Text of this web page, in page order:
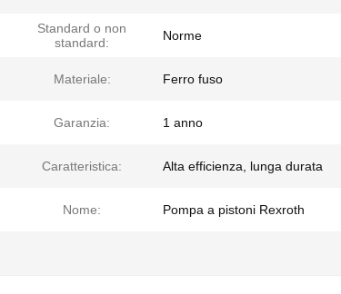
Standard o non
standard:
Norme
Materiale: Ferro fuso
Garanzia: 1 anno
Caratteristica: Alta efficienza, lunga durata
Nome: Pompa a pistoni Rexroth